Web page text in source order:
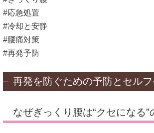
#応急処置
#冷却と安静
#腰痛対策
#再発予防
再発を防ぐための予防とセル
なぜぎっくり腰は“クセになる”